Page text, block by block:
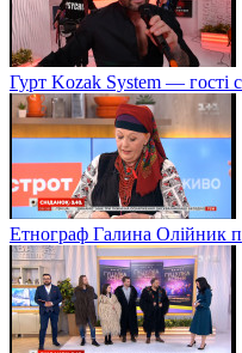
Гурт Kozak System — гості
Етнограф Галина Олійник